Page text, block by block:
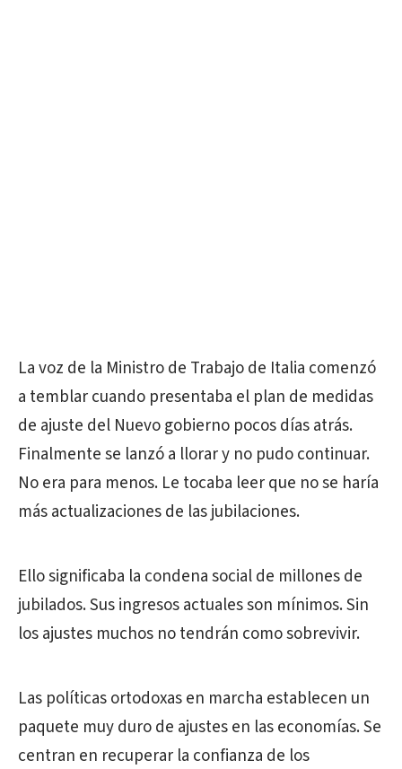
La voz de la Ministro de Trabajo de Italia comenzó
a temblar cuando presentaba el plan de medidas
de ajuste del Nuevo gobierno pocos días atrás.
Finalmente se lanzó a llorar y no pudo continuar.
No era para menos. Le tocaba leer que no se haría
más actualizaciones de las jubilaciones.
Ello significaba la condena social de millones de
jubilados. Sus ingresos actuales son mínimos. Sin
los ajustes muchos no tendrán como sobrevivir.
Las políticas ortodoxas en marcha establecen un
paquete muy duro de ajustes en las economías. Se
centran en recuperar la confianza de los